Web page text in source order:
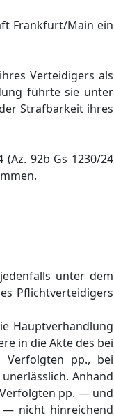
Frankfurt/Main ein
Verteidigers als
führte sie unter
Strafbarkeit ihres
92b Gs 1230/24
unter dem
Pflichtverteidigers
Hauptverhandlung
in die Akte des bei
Verfolgten pp., bei
Anhand
pp. — und
— nicht hinreichend